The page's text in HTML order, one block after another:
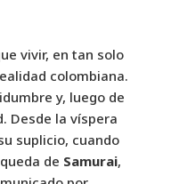
vivir, en tan solo
colombiana.
y, luego de
Desde la víspera
suplicio, cuando
de Samurai,